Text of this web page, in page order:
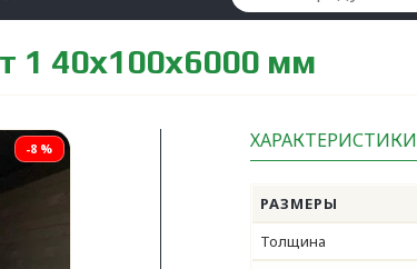
1 40x100x6000 мм
-8 % ХАРАКТЕРИСТИКИ
РАЗМЕРЫ
Толщина